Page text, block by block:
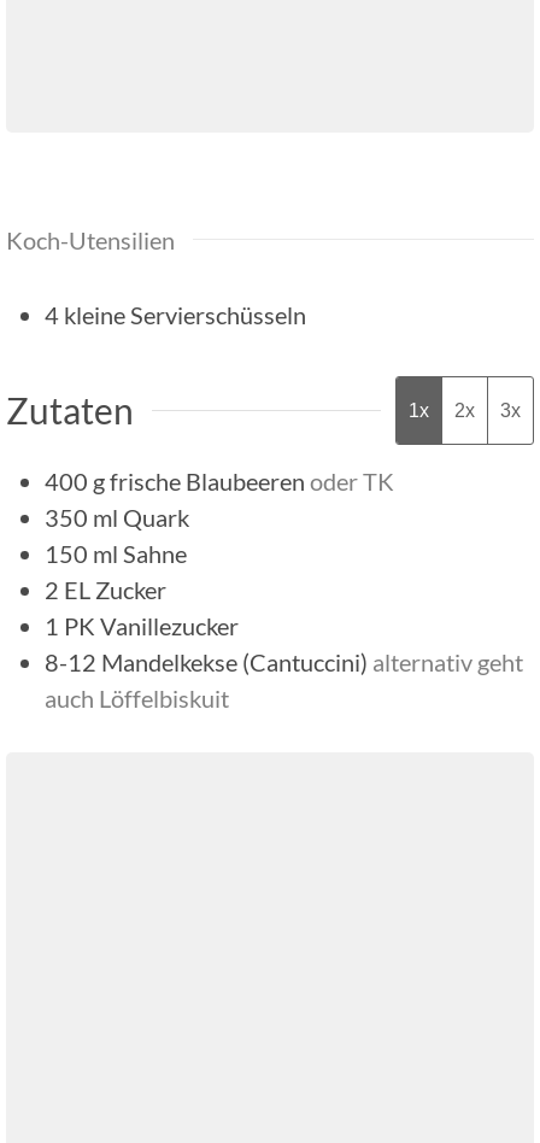
Koch-Utensilien
4 kleine Servierschüsseln
Zutaten 1x 2x 3x
400 gfrische Blaubeeren oder TK
350 ml Quark
150 ml Sahne
2 EL Zucker
1 PK Vanillezucker
8-12 Mandelkekse (Cantuccini) alternativ geht
auch Löffelbiskuit